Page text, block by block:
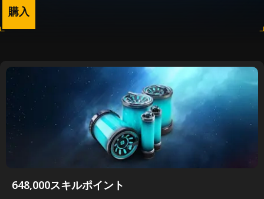
購入
648,000スキルポイント